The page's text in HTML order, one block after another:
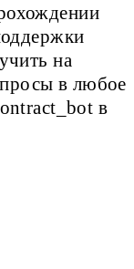
на
в любое
в